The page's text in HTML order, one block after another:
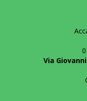
Via